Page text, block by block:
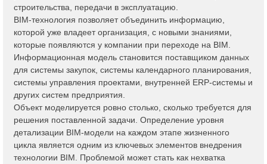
строительства, передачи в эксплуатацию.
BIM-технология позволяет объединить информацию,
которой уже владеет организация, с новыми знаниями,
которые появляются у компании при переходе на BIM.
Информационная модель становится поставщиком данных
для системы закупок, системы календарного планирования,
системы управления проектами, внутренней ERP-системы и
других систем предприятия.
Объект моделируется ровно столько, сколько требуется для
решения поставленной задачи. Определение уровня
детализации BIM-модели на каждом этапе жизненного
цикла является одним из ключевых элементов внедрения
технологии BIM. Проблемой может стать как нехватка